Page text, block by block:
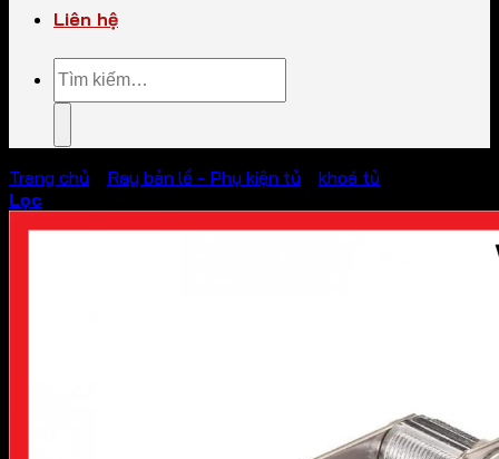
Liên hệ
Tìm
kiếm:
Trang chủ Ray bản lề - Phụ kiện tủ
khoá tủ
Lọc